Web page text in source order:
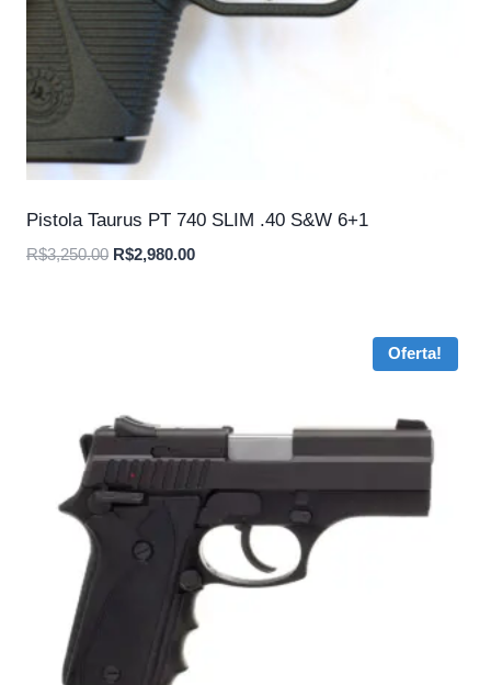
Pistola Taurus PT 740 SLIM .40 S&W 6+1
R$3,250.00 O
R$2,980.00O
Oferta!